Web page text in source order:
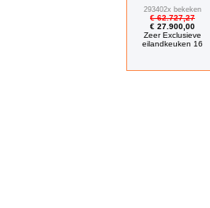
293402x bekeken
€ 62.727,27
€ 27.900,00
Zeer Exclusieve
eilandkeuken 16